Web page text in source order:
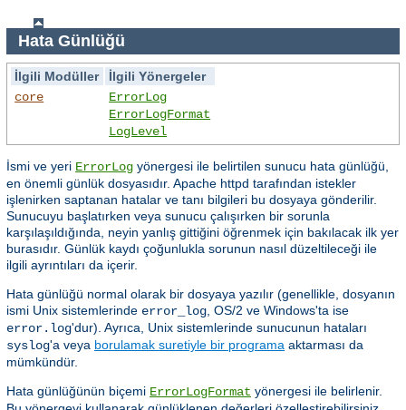
Hata Günlüğü
İlgili Modüller
İlgili Yönergeler
core
ErrorLog
ErrorLogFormat
LogLevel
İsmi ve yeri ErrorLog yönergesi ile belirtilen sunucu hata günlüğü,
en önemli günlük dosyasıdır. Apache httpd tarafından istekler
işlenirken saptanan hatalar ve tanı bilgileri bu dosyaya gönderilir.
Sunucuyu başlatırken veya sunucu çalışırken bir sorunla
karşılaşıldığında, neyin yanlış gittiğini öğrenmek için bakılacak ilk yer
burasıdır. Günlük kaydı çoğunlukla sorunun nasıl düzeltileceği ile
ilgili ayrıntıları da içerir.
Hata günlüğü normal olarak bir dosyaya yazılır (genellikle, dosyanın
ismi Unix sistemlerinde error_log , OS/2 ve Windows'ta ise
error.log'dur). Ayrıca, Unix sistemlerinde sunucunun hataları
syslog'a veya borulamak suretiyle bir programa aktarması da
mümkündür.
Hata günlüğünün biçemi ErrorLogFormat yönergesi ile belirlenir.